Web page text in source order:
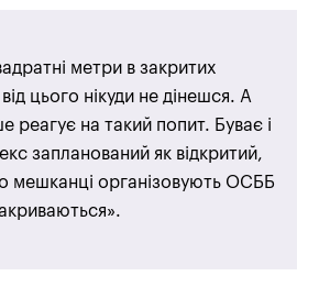
метри в закритих
цього нікуди не дінешся. А
реагує на такий попит. Буває і
запланований як відкритий,
мешканці організовують ОСББ